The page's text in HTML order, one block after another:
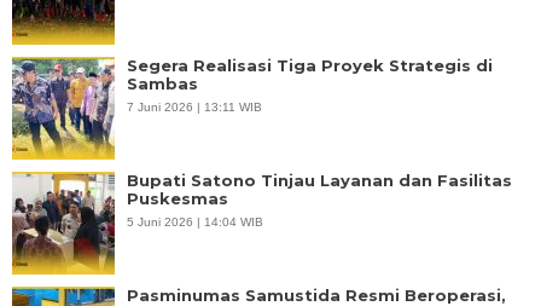
Segera Realisasi Tiga Proyek Strategis di
Sambas
7 Juni 2026 | 13:11 WIB
Bupati Satono Tinjau Layanan dan Fasilitas
Puskesmas
5 Juni 2026 | 14:04 WIB
Pasminumas Samustida Resmi Beroperasi,